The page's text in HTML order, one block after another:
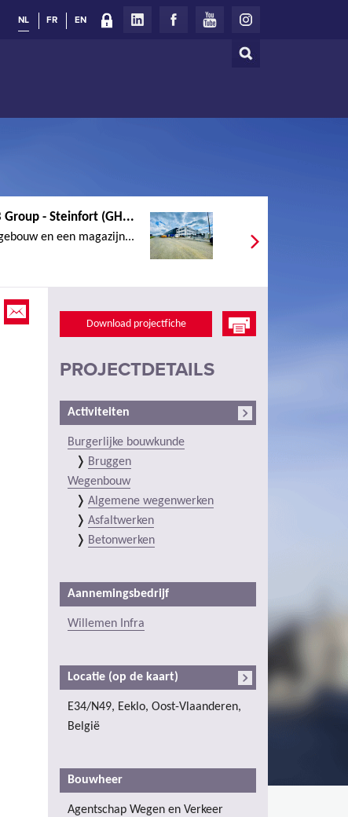
Zoeken
NL FR EN
Group - Steinfort (GH...
en een magazijn...
Download projectfiche
PROJECTDETAILS
Activiteiten
Burgerlijke bouwkunde
Bruggen
Wegenbouw
Algemene wegenwerken
Asfaltwerken
Betonwerken
Aannemingsbedrijf
Willemen Infra
Locatie (op de kaart)
E34/N49, Eeklo, Oost-Vlaanderen,
België
Bouwheer
Agentschap Wegen en Verkeer